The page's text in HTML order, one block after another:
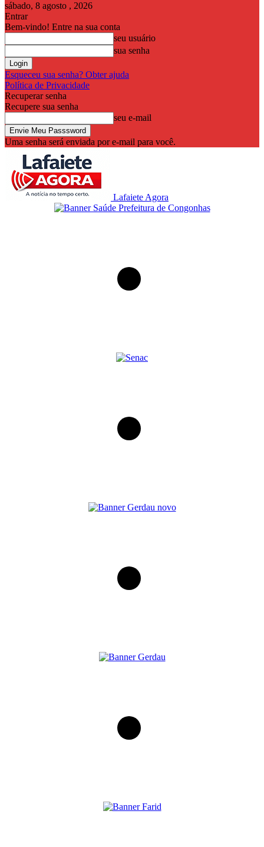
sábado, 8 agosto , 2026
Entrar
Bem-vindo! Entre na sua conta
seu usuário
sua senha
Esqueceu sua senha? Obter ajuda
Política de Privacidade
Recuperar senha
Recupere sua senha
seu e-mail
Uma senha será enviada por e-mail para você.
Lafaiete Agora